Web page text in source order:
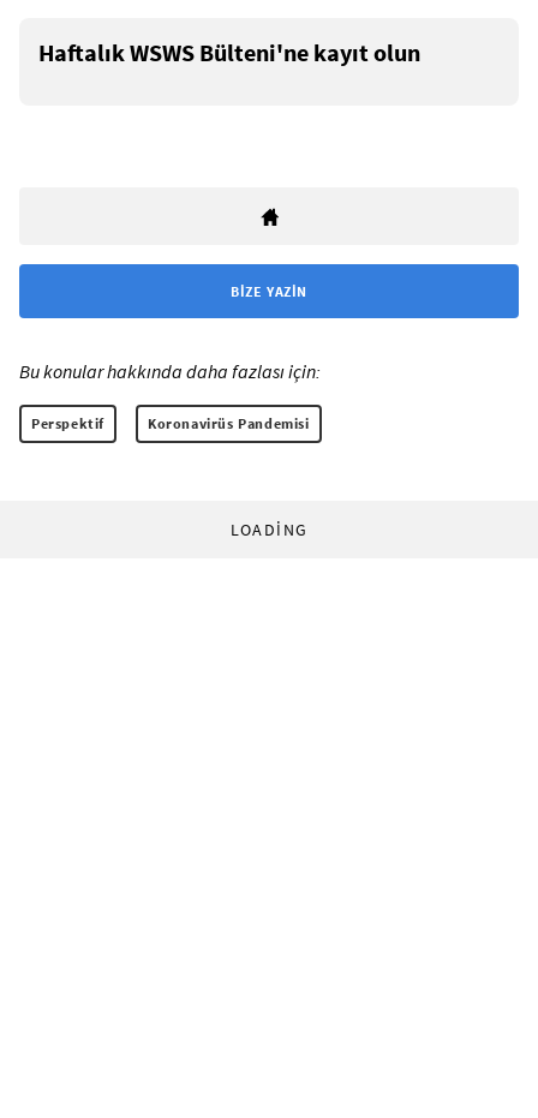
Haftalık WSWS Bülteni'ne kayıt olun
BIZE YAZIN
Bu konular hakkında daha fazlası için:
Perspektif Koronavirüs Pandemisi
LOADING